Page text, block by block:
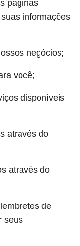
páginas
informações
negócios;
você;
disponíveis
através do
através do
de
seus